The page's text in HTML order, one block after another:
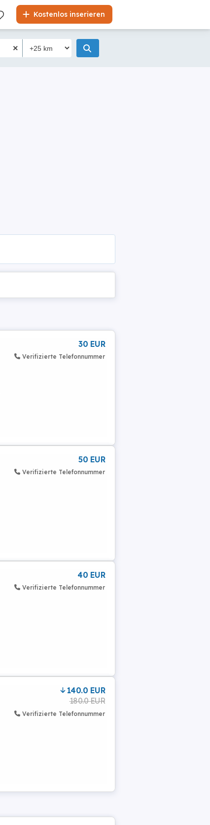
Kostenlos inserieren
30 EUR
Verifizierte Telefonnummer
50 EUR
Verifizierte Telefonnummer
40 EUR
Verifizierte Telefonnummer
140.0 EUR
180.0 EUR
Verifizierte Telefonnummer